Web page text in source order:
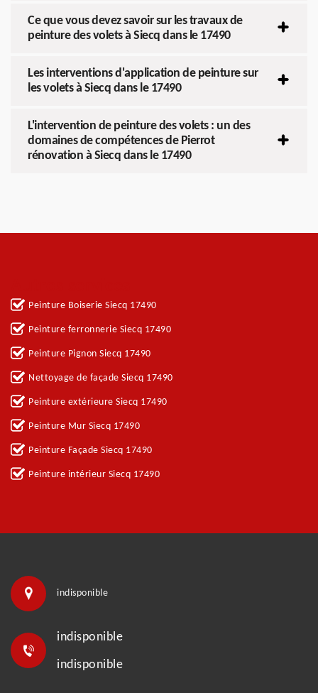
Ce que vous devez savoir sur les travaux de
peinture des volets à Siecq dans le 17490
Les interventions d'application de peinture sur
les volets à Siecq dans le 17490
L'intervention de peinture des volets : un des
domaines de compétences de Pierrot
rénovation à Siecq dans le 17490
Peinture Boiserie Siecq 17490
Peinture ferronnerie Siecq 17490
Peinture Pignon Siecq 17490
Nettoyage de façade Siecq 17490
Peinture extérieure Siecq 17490
Peinture Mur Siecq 17490
Peinture Façade Siecq 17490
Peinture intérieur Siecq 17490
indisponible
indisponible
indisponible